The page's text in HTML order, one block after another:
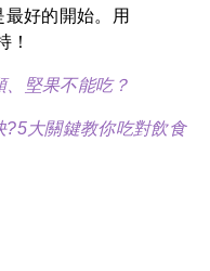
好的開始。用
！
、堅果不能吃？
?5大關鍵教你吃對飲食